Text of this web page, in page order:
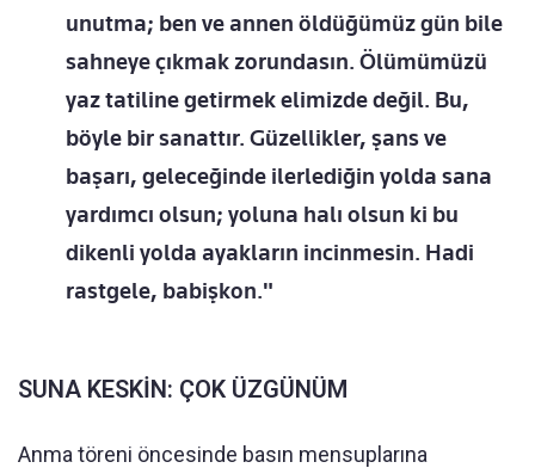
unutma; ben ve annen öldüğümüz gün bile
sahneye çıkmak zorundasın. Ölümümüzü
yaz tatiline getirmek elimizde değil. Bu,
böyle bir sanattır. Güzellikler, şans ve
başarı, geleceğinde ilerlediğin yolda sana
yardımcı olsun; yoluna halı olsun ki bu
dikenli yolda ayakların incinmesin. Hadi
rastgele, babişkon."
SUNA KESKİN: ÇOK ÜZGÜNÜM
Anma töreni öncesinde basın mensuplarına